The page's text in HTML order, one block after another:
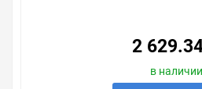
сайте именно то, что искали,
времени. Есть поиск по
Весь товар сертифицирован,
2
в наличии